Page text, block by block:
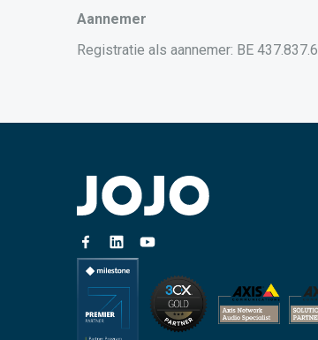
Aannemer
Registratie als aannemer: BE